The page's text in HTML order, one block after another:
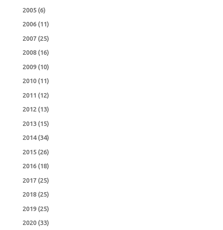
2005(6)
2006(11)
2007(25)
2008(16)
2009(10)
2010(11)
2011 (12)
2012(13)
2013(15)
2014(34)
2015(26)
2016(18)
2017(25)
2018(25)
2019(25)
2020(33)